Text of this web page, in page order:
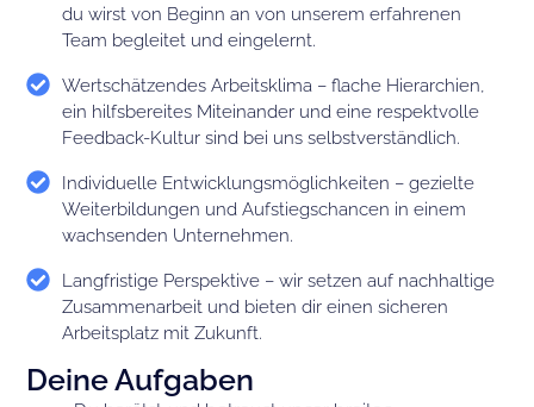
du wirst von Beginn an von unserem erfahrenen
Team begleitet und eingelernt.
Wertschätzendes Arbeitsklima – flache Hierarchien,
ein hilfsbereites Miteinander und eine respektvolle
Feedback-Kultur sind bei uns selbstverständlich.
Individuelle Entwicklungsmöglichkeiten – gezielte
Weiterbildungen und Aufstiegschancen in einem
wachsenden Unternehmen.
Langfristige Perspektive – wir setzen auf nachhaltige
Zusammenarbeit und bieten dir einen sicheren
Arbeitsplatz mit Zukunft.
Deine Aufgaben